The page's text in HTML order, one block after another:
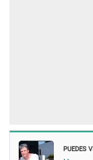
PUEDES